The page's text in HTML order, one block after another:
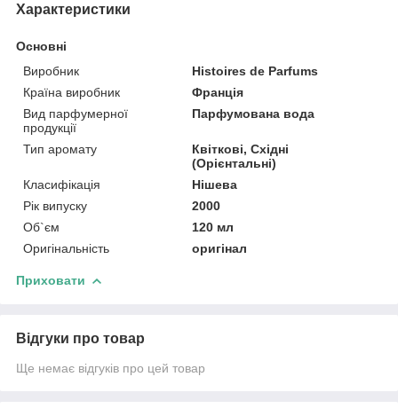
Характеристики
Основні
Виробник
Histoires de Parfums
Країна виробник
Франція
Вид парфумерної
продукції
Парфумована вода
Тип аромату
Квіткові, Східні
(Орієнтальні)
Класифікація
Нішева
Рік випуску
2000
Об`єм
120 мл
Оригінальність
оригінал
Приховати
Відгуки про товар
Ще немає відгуків про цей товар